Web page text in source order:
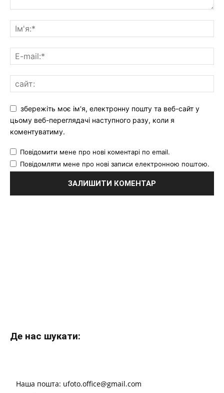
збережіть моє ім'я, електронну пошту та веб-сайт у
цьому веб-переглядачі наступного разу, коли я
коментуватиму.
Повідомити мене про нові коментарі по email.
Повідомляти мене про нові записи електронною поштою.
Де нас шукати:
Наша пошта: ufoto.office@gmail.com